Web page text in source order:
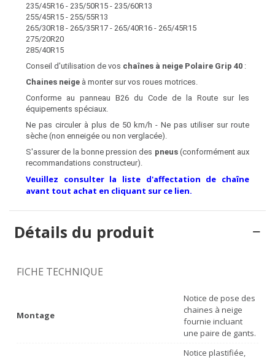
235/45R16 - 235/50R15 - 235/60R13
255/45R15 - 255/55R13
265/30R18 - 265/35R17 - 265/40R16 - 265/45R15
275/20R20
285/40R15
Conseil d'utilisation de vos chaînes à neige Polaire Grip 40 :
Chaines neige à monter sur vos roues motrices.
Conforme au panneau B26 du Code de la Route sur les
équipements spéciaux.
Ne pas circuler à plus de 50 km/h - Ne pas utiliser sur route
sèche (non enneigée ou non verglacée).
S'assurer de la bonne pression des pneus (conformément aux
recommandations constructeur).
Veuillez consulter la liste d'affectation de chaîne
avant tout achat en cliquant sur ce lien.
Détails du produit
FICHE TECHNIQUE
Montage
Notice de pose des
chaines à neige
fournie incluant
une paire de gants.
Notice plastifiée,